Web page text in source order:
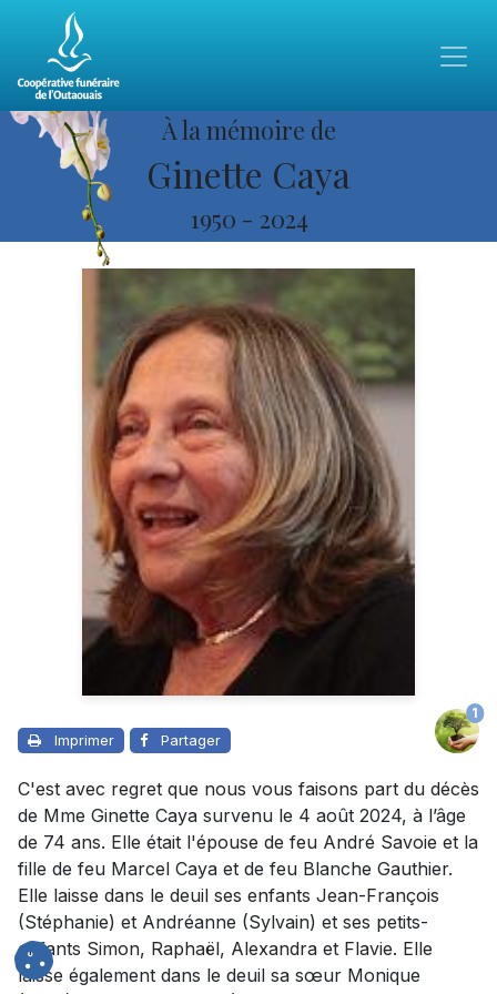
À la mémoire de
Ginette Caya
1950 - 2024
Imprimer Partager
1
C'est avec regret que nous vous faisons part du décès
de Mme Ginette Caya survenu le 4 août 2024, à l’âge
de 74 ans. Elle était l'épouse de feu André Savoie et la
fille de feu Marcel Caya et de feu Blanche Gauthier.
Elle laisse dans le deuil ses enfants Jean-François
(Stéphanie) et Andréanne (Sylvain) et ses petits-
enfants Simon, Raphaël, Alexandra et Flavie. Elle
laisse également dans le deuil sa sœur Monique